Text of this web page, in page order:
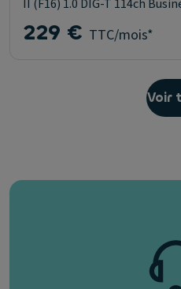
II (F16) 1.0 DIG-T 114ch
229 € TTC/mois*
Voir